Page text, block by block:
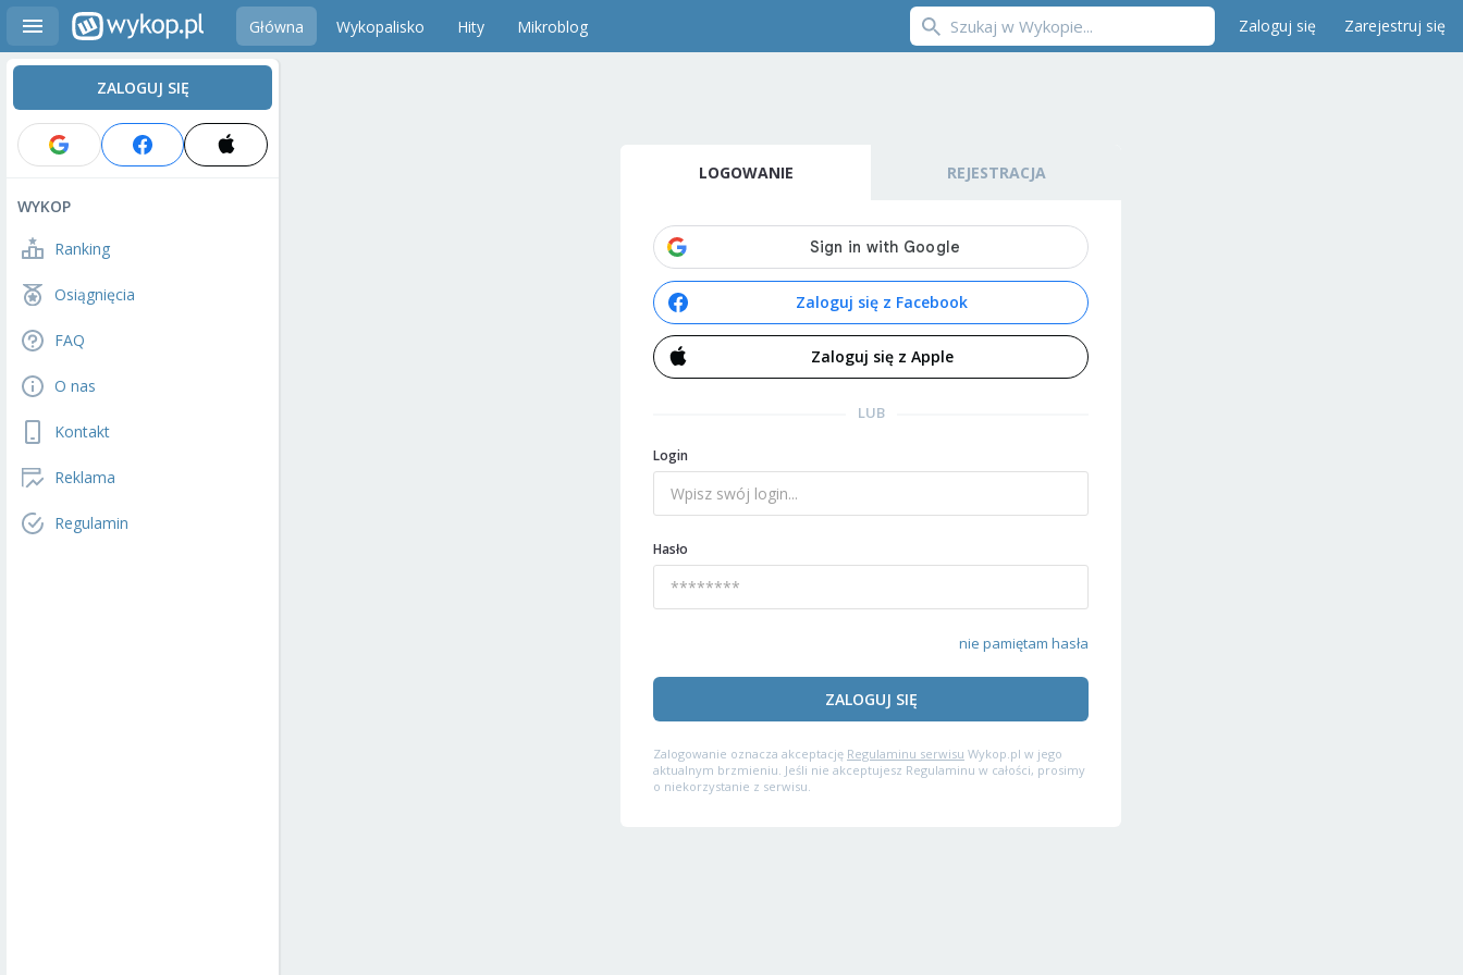
Główna Wykopalisko Hity Mikroblog Zaloguj się Zarejestruj się
ZALOGUJ SIĘ
WYKOP
Ranking
Osiągnięcia
FAQ
O nas
Kontakt
Reklama
Regulamin
LOGOWANIE REJESTRACJA
Zaloguj się z Facebook
Zaloguj się z Apple
LUB
Login
Hasło
nie pamiętam hasła
ZALOGUJ SIĘ
Zalogowanie oznacza akceptację Regulaminu serwisu Wykop.pl w jego
aktualnym brzmieniu. Jeśli nie akceptujesz Regulaminu w całości, prosimy
o niekorzystanie z serwisu.